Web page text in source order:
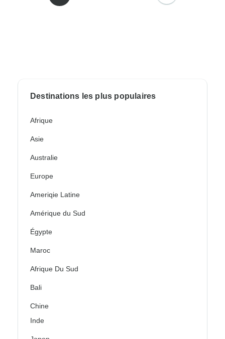
Destinations les plus populaires
Afrique
Asie
Australie
Europe
Ameriqie Latine
Amérique du Sud
Égypte
Maroc
Afrique Du Sud
Bali
Chine
Inde